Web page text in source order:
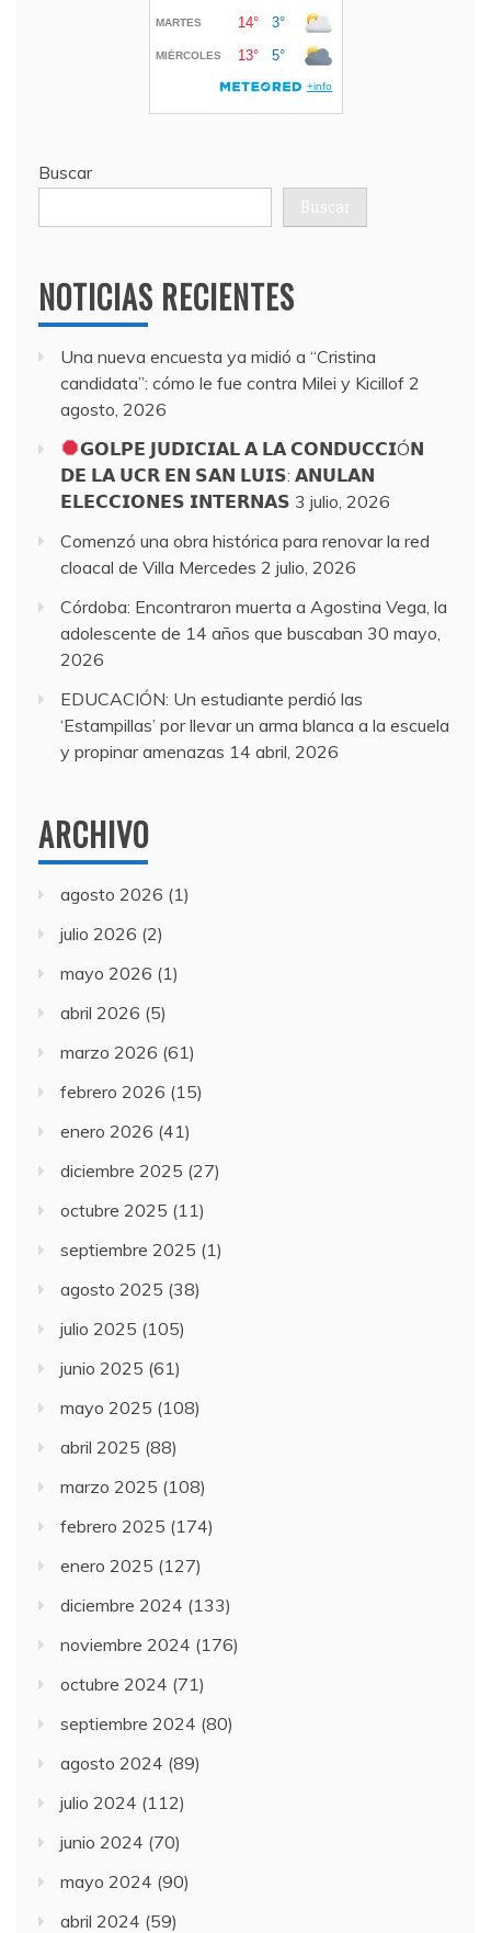
Buscar
Buscar
NOTICIAS RECIENTES
Una nueva encuesta ya midió a “Cristina
candidata”: cómo le fue contra Milei y Kicillof 2
agosto, 2026
𝗚𝗢𝗟𝗣𝗘 𝗝𝗨𝗗𝗜𝗖𝗜𝗔𝗟 𝗔 𝗟𝗔 𝗖𝗢𝗡𝗗𝗨𝗖𝗖𝗜Ó𝗡
𝗗𝗘 𝗟𝗔 𝗨𝗖𝗥 𝗘𝗡 𝗦𝗔𝗡 𝗟𝗨𝗜𝗦: 𝗔𝗡𝗨𝗟𝗔𝗡
𝗘𝗟𝗘𝗖𝗖𝗜𝗢𝗡𝗘𝗦 𝗜𝗡𝗧𝗘𝗥𝗡𝗔𝗦 3 julio, 2026
Comenzó una obra histórica para renovar la red
cloacal de Villa Mercedes 2 julio, 2026
Córdoba: Encontraron muerta a Agostina Vega, la
adolescente de 14 años que buscaban 30 mayo,
2026
EDUCACIÓN: Un estudiante perdió las
‘Estampillas’ por llevar un arma blanca a la escuela
y propinar amenazas 14 abril, 2026
ARCHIVO
agosto 2026 (1)
julio 2026 (2)
mayo 2026 (1)
abril 2026 (5)
marzo 2026 (61)
febrero 2026 (15)
enero 2026 (41)
diciembre 2025 (27)
octubre 2025 (11)
septiembre 2025 (1)
agosto 2025 (38)
julio 2025 (105)
junio 2025 (61)
mayo 2025 (108)
abril 2025 (88)
marzo 2025 (108)
febrero 2025 (174)
enero 2025 (127)
diciembre 2024 (133)
noviembre 2024 (176)
octubre 2024 (71)
septiembre 2024 (80)
agosto 2024 (89)
julio 2024 (112)
junio 2024 (70)
mayo 2024 (90)
abril 2024 (59)